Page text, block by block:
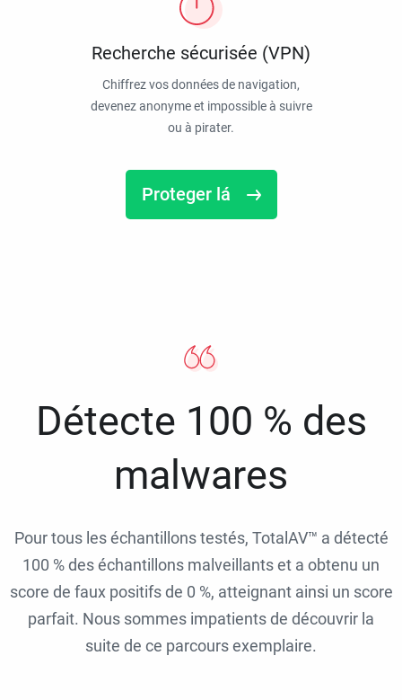
Recherche sécurisée (VPN)
Chiffrez vos données de navigation,
devenez anonyme et impossible à suivre
ou à pirater.
Proteger lá
Détecte 100 % des
malwares
Pour tous les échantillons testés, TotalAV™ a détecté
100 % des échantillons malveillants et a obtenu un
score de faux positifs de 0 %, atteignant ainsi un score
parfait. Nous sommes impatients de découvrir la
suite de ce parcours exemplaire.